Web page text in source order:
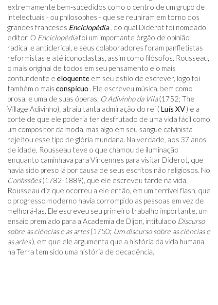
extremamente bem-sucedidos como o centro de um grupo de
intelectuais - ou philosophes - que se reuniram em torno dos
grandes franceses Enciclopédia , do qual Diderot foi nomeado
editor. O Enciclopédiafoi um importante órgão de opinião
radical e anticlerical, e seus colaboradores foram panfletistas
reformistas e até iconoclastas, assim como filósofos. Rousseau,
o mais original de todos em seu pensamento e o mais
contundente e eloquente em seu estilo de escrever, logo foi
também o mais conspícuo . Ele escreveu música, bem como
prosa, e uma de suas óperas, O Adivinho da Vila(1752; The
Village Adivinho), atraiu tanta admiração do rei ( Luís XV) e a
corte de que ele poderia ter desfrutado de uma vida fácil como
um compositor da moda, mas algo em seu sangue calvinista
rejeitou esse tipo de glória mundana. Na verdade, aos 37 anos
de idade, Rousseau teve o que chamou de iluminação
enquanto caminhava para Vincennes para visitar Diderot, que
havia sido preso lá por causa de seus escritos não religiosos. No
Confissões(1782-1889), que ele escreveu tarde na vida,
Rousseau diz que ocorreu a ele então, em um terrível flash, que
o progresso moderno havia corrompido as pessoas em vez de
melhorá-las. Ele escreveu seu primeiro trabalho importante, um
ensaio premiado para a Academia de Dijon, intitulado Discurso
sobre as ciências e as artes(1750; Um discurso sobre as ciências e
as artes), em que ele argumenta que a história da vida humana
na Terra tem sido uma história de decadência.